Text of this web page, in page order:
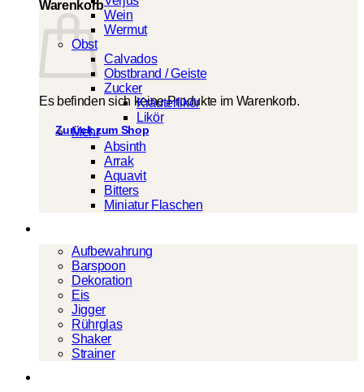
Warenkorb
Es befinden sich keine Produkte im Warenkorb.
Zurück zum Shop
Wein
Wermut
Obst
Calvados
Obstbrand / Geiste
Zucker
Kräuterlikör
Likör
Mehr
Absinth
Arrak
Aquavit
Bitters
Miniatur Flaschen
Aufbewahrung
Barspoon
Dekoration
Eis
Jigger
Rührglas
Shaker
Strainer